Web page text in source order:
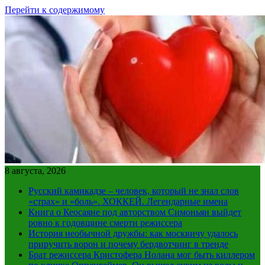
Перейти к содержимому
8 августа, 2026
Русский камикадзе – человек, который не знал слов
«страх» и «боль». ХОККЕЙ. Легендарные имена
Книга о Кеосаяне под авторством Симоньян выйдет
ровно к годовщине смерти режиссера
История необычной дружбы: как москвичу удалось
приручить ворон и почему бердвотчинг в тренде
Брат режиссера Кристофера Нолана мог быть киллером